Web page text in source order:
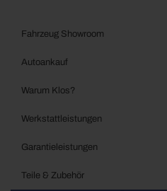
Fahrzeug Showroom
Autoankauf
Warum Klos?
Werkstattleistungen
Garantieleistungen
Teile & Zubehör